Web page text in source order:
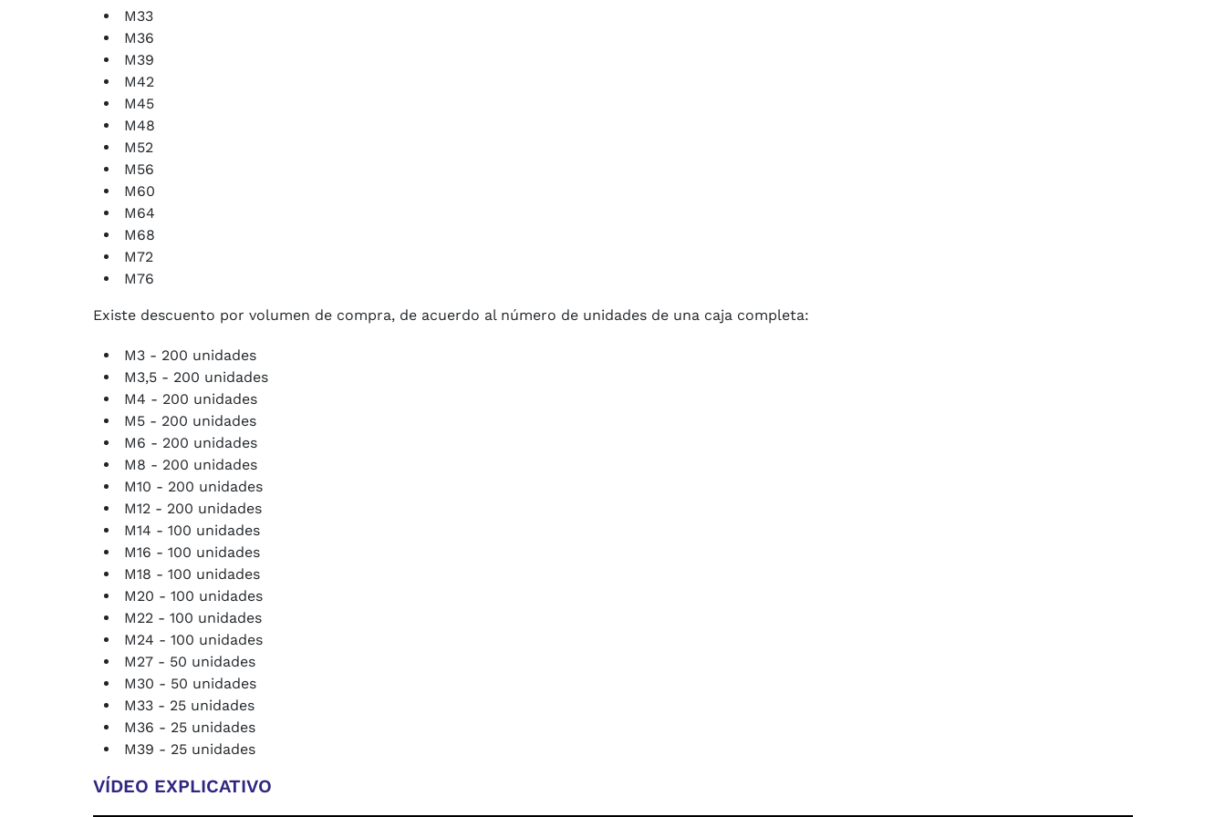
M33
M36
M39
M42
M45
M48
M52
M56
M60
M64
M68
M72
M76
Existe descuento por volumen de compra, de acuerdo al número de unidades de una caja completa:
M3 - 200 unidades
M3,5 - 200 unidades
M4 - 200 unidades
M5 - 200 unidades
M6 - 200 unidades
M8 - 200 unidades
M10 - 200 unidades
M12 - 200 unidades
M14 - 100 unidades
M16 - 100 unidades
M18 - 100 unidades
M20 - 100 unidades
M22 - 100 unidades
M24 - 100 unidades
M27 - 50 unidades
M30 - 50 unidades
M33 - 25 unidades
M36 - 25 unidades
M39 - 25 unidades
VÍDEO EXPLICATIVO